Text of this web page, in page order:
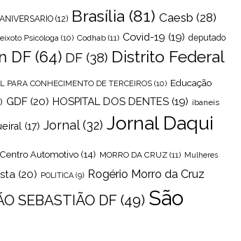
ANIVERSARIO (12) Brasília (81) Caesb (28)
Psicóloga (10) Codhab (11) Covid-19 (19) deputado
DF(64) DF (38) Distrito Federal
PARA CONHECIMENTO DE TERCEIROS (10) Educação
GDF (20) HOSPITAL DOS DENTES (19) ibaneis
(17) Jornal(32) Jornal Daqui
Automotivo (14) MORRO DA CRUZ (11) Mulheres
(20) POLITICA (9) Rogério Morro da Cruz
SEBASTIÃO DF (49) São